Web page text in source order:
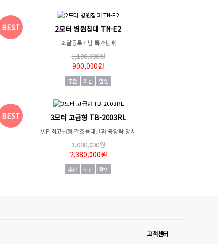
2모터 병원침대 TN-E2
조달등록기념 특가판매
1,100,000원
900,000원
추천 최신
BEST
할인
3모터 고급형 TB-2003RL
VIP 최고급형 간호용패널과 중앙락 장치
3,080,000원
2,380,000원
추천 최신
BEST
할인
고객센터